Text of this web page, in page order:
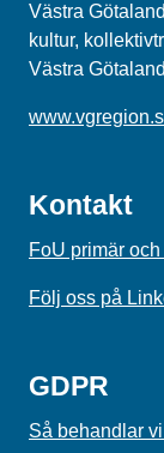
Västra
kultur,
Västra
Kontakt
FoU primär
Följ oss på
GDPR
Så behandlar